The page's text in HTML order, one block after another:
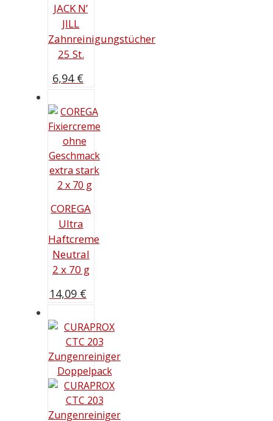
JACK N’
JILL
Zahnreinigungstücher
25 St.
6,94 €
COREGA
Ultra
Haftcreme
Neutral
2 x 70 g
14,09 €